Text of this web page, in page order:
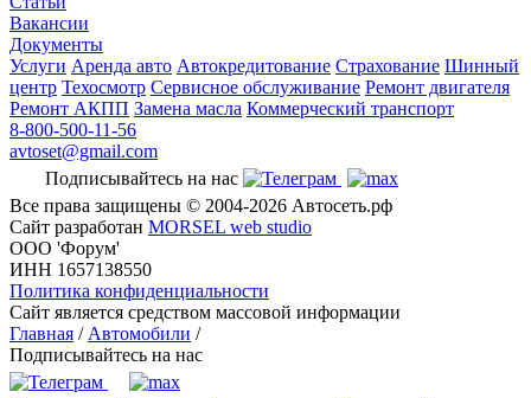
Вакансии
Документы
Услуги Аренда авто Автокредитование Страхование Шинный
центр Техосмотр Сервисное обслуживание Ремонт двигателя
Ремонт АКПП Замена масла Коммерческий транспорт
8-800-500-11-56
avtoset@gmail.com
Подписывайтесь на нас
Все права защищены © 2004-2026 Автосеть.рф
Сайт разработан MORSEL web studio
ООО 'Форум'
ИНН 1657138550
Политика конфиденциальности
Сайт является средством массовой информации
Главная / Автомобили /
Подписывайтесь на нас